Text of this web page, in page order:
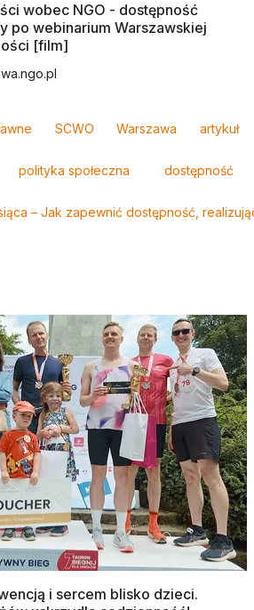
wobec NGO - dostępność
po webinarium Warszawskiej
[film]
SCWO Warszawa artykuł
polityka społeczna dostępność
– Jak zapewnić dostępność,
i sercem blisko dzieci.